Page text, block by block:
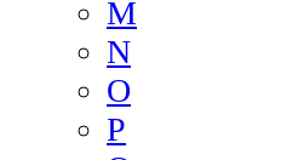
M
N
O
P